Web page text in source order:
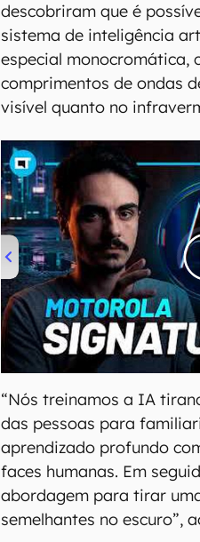
descobriram que é
sistema de inteligência
especial monocromática,
comprimentos de ondas
visível quanto no
00:00 20:46
“Nós treinamos a IA
das pessoas para
aprendizado profundo
faces humanas. Em
abordagem para tirar
semelhantes no escuro”,